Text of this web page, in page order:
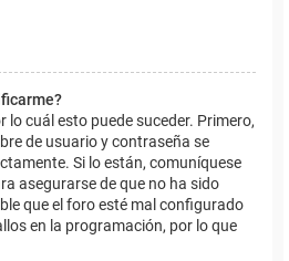
lo cuál esto puede suceder. Primero,
de usuario y contraseña se
Si lo están, comuníquese
asegurarse de que no ha sido
que el foro esté mal configurado
en la programación, por lo que